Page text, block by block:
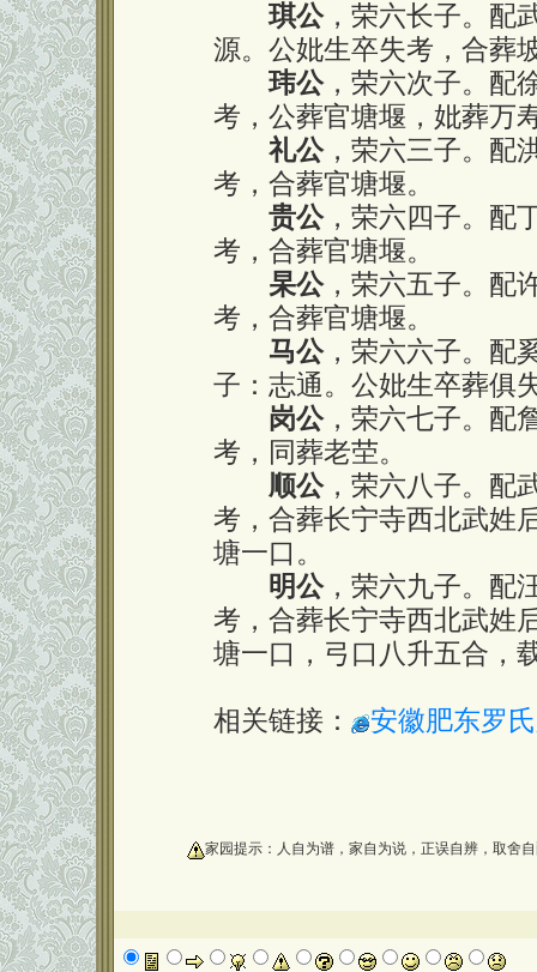
琪公，荣六长子。配
源。公妣生卒失考，合葬
玮公，荣六次子。配
考，公葬官塘堰，妣葬万
礼公，荣六三子。配
考，合葬官塘堰。
贵公，荣六四子。配
考，合葬官塘堰。
杲公，荣六五子。配
考，合葬官塘堰。
马公，荣六六子。配
子：志通。公妣生卒葬俱
岗公，荣六七子。配
考，同葬老茔。
顺公，荣六八子。配
考，合葬长宁寺西北武姓
塘一口。
明公，荣六九子。配
考，合葬长宁寺西北武姓
塘一口，弓口八升五合，
相关链接： 安徽肥东罗
家园提示：人自为谱，家自为说，正误自辨，取舍